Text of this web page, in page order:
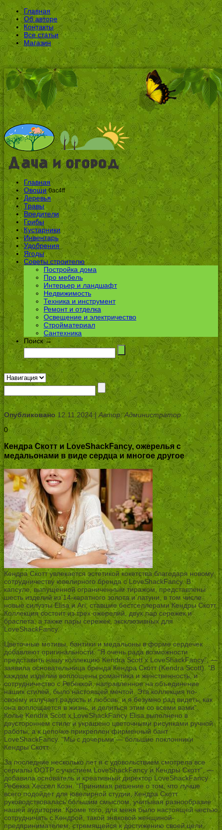
Главная
Об авторе
Контакты
Все статьи
Магазин
Главная
Овощи 0ac4ff
Деревья
Травы
Вредители
Грибы
Кустарники
Инвентарь
Удобрения
Ягоды
Советы строителю
Постройка дома
Про мебель
Интерьер и ландшафт
Недвижимость
Техника и инструмент
Ремонт и отделка
Освещение и электричество
Стройматериал
Сантехника
Поиск →
Опубликовано12.11.2024 | Автор: Администратор
0
Кендра Скотт и LoveShackFancy, ожерелья с
медальонами в виде сердца и многое другое
Кендра Скотт увлекается эстетикой кокетства благодаря новому
сотрудничеству ювелирного бренда с LoveShackFancy. В
капсуле, выпущенной ограниченным тиражом, представлены
шесть изделий из 14-каратного золота и латуни, в том числе
новые силуэты Elisa и Ari, ставшие бестселлерами Кендры Скотт.
Коллекция состоит из трех ожерелий, двух пар сережек и
браслета, а также пары сережек, эксклюзивных для
LoveShackFancy.
Цветочные мотивы, бантики и медальоны в форме сердечек
добавляют оригинальности. “Я очень рада возможности
представить нашу коллекцию Kendra Scott x LoveShackFancy”, —
заявила основательница бренда Кендра Скотт (Kendra Scott). “В
каждом изделии воплощены романтика и женственность, и
сотрудничество с Ребеккой, направленное на объединение
наших стилей, было настоящей мечтой. Эта коллекция по-
своему излучает радость и любовь, и я безумно рад видеть, как
она воплощается в жизнь, и делиться этим со всеми вами”.
Колье Kendra Scott x LoveShackFancy Elisa выполнено в
двустороннем стиле и украшено цветочными рисунками ручной
работы, а к цепочке прикреплен фирменный бант
LoveShackFancy. “Мы с дочерьми — большие поклонники
Кендры Скотт.
За последние несколько лет я с удовольствием смотрела все
сериалы OOTP с участием LoveShackFancy и Кендры Скотт”, —
добавила основатель и креативный директор LoveShackFancy
Ребекка Хессел Коэн. “Принимая решение о том, что лучше
всего подойдет для ювелирной студии, Кендра Скотт
руководствовалась большим смыслом, учитывая разнообразие
нашей аудитории. Кроме того, для меня было настоящей честью
сотрудничать с Кендрой, такой знаковой женщиной-
предпринимателем, стремящейся к достижению своей цели.